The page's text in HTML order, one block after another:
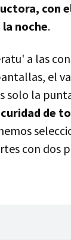
con
noche.
a las
el
solo la
de
con dos